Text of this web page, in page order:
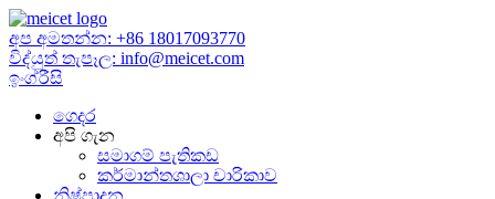
අප අමතන්න: +86 18017093770
විද්යුත් තැපෑල: info@meicet.com
ඉංග්රීසි
ගෙදර
අපි ගැන
සමාගම් පැතිකඩ
කර්මාන්තශාලා චාරිකාව
නිෂ්පාදන